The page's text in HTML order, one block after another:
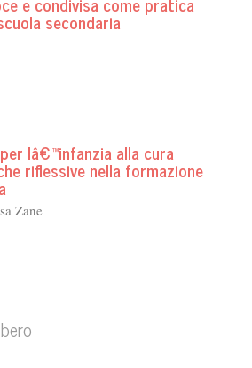
secondaria
lâ€™infanzia alla cura
riflessive nella formazione
Zane